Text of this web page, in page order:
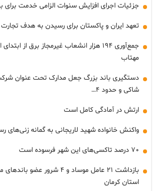
جزئیات اجرای افزایش سنوات الزامی خدمت برای
تعهد ایران و پاکستان برای رسیدن به هدف تجارت ۱۰ میلیارد دلاری
جمع‌آوری ۱۹۴ هزار انشعاب غیرمجاز برق از
مهتاب
شاکی و حدود ۴…
ارتش در آمادگی کامل است
واکنش خانواده شهید لاریجانی به گمانه زنی‌های
۷۰ درصد تاکسی‌های این شهر فرسوده است
بازداشت ۲۱ عامل موساد و ۴ شرور
استان کرمان